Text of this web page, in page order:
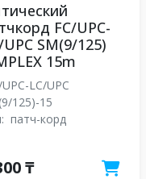
FC/UPC-
UPC SM(9/125)
15m
UPC-LC/UPC
125)-15
патч-корд
₸